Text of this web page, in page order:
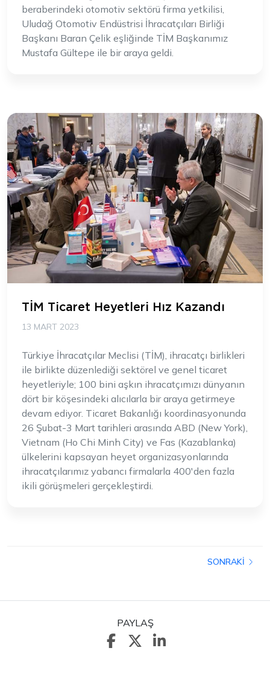
beraberindeki otomotiv sektörü firma yetkilisi,
Uludağ Otomotiv Endüstrisi İhracatçıları Birliği
Başkanı Baran Çelik eşliğinde TİM Başkanımız
Mustafa Gültepe ile bir araya geldi.
TİM Ticaret Heyetleri Hız Kazandı
13 MART 2023
Türkiye İhracatçılar Meclisi (TİM), ihracatçı birlikleri
ile birlikte düzenlediği sektörel ve genel ticaret
heyetleriyle; 100 bini aşkın ihracatçımızı dünyanın
dört bir köşesindeki alıcılarla bir araya getirmeye
devam ediyor. Ticaret Bakanlığı koordinasyonunda
26 Şubat-3 Mart tarihleri arasında ABD (New York),
Vietnam (Ho Chi Minh City) ve Fas (Kazablanka)
ülkelerini kapsayan heyet organizasyonlarında
ihracatçılarımız yabancı firmalarla 400'den fazla
ikili görüşmeleri gerçekleştirdi.
SONRAKI
PAYLAŞ